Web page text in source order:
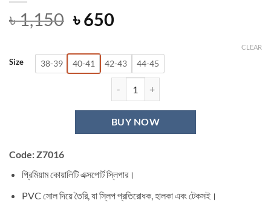
৳1,150 Original
was:
৳ 1,150.
৳650Current
is:
৳ 650.
Size 38-39 40-41 42-43 44-45
CLEAR
Z7016 Winter unisex warm indoor
BUY NOW
Code: Z7016
প্রিমিয়াম কোয়ালিটি এক্সপোর্ট স্লিপার।
PVC সোল দিয়ে তৈরি, যা স্লিপ প্রতিরোধক, হালকা এবং টেকসই।